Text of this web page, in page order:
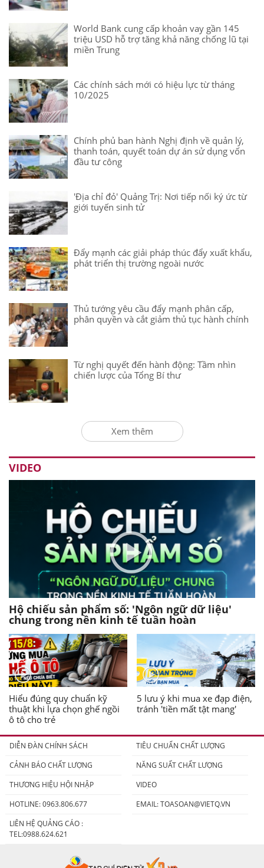
World Bank cung cấp khoản vay gần 145
triệu USD hỗ trợ tăng khả năng chống lũ tại
miền Trung
Các chính sách mới có hiệu lực từ tháng
10/2025
Chính phủ ban hành Nghị định về quản lý,
thanh toán, quyết toán dự án sử dụng vốn
đầu tư công
'Địa chỉ đỏ' Quảng Trị: Nơi tiếp nối ký ức từ
giới tuyến sinh tử
Đẩy mạnh các giải pháp thúc đẩy xuất khẩu,
phát triển thị trường ngoài nước
Thủ tướng yêu cầu đẩy mạnh phân cấp,
phân quyền và cắt giảm thủ tục hành chính
Từ nghị quyết đến hành động: Tầm nhìn
chiến lược của Tổng Bí thư
Xem thêm
VIDEO
Hộ chiếu sản phẩm số: 'Ngôn ngữ dữ liệu'
chung trong nền kinh tế tuần hoàn
Hiểu đúng quy chuẩn kỹ
thuật khi lựa chọn ghế ngồi
ô tô cho trẻ
5 lưu ý khi mua xe đạp điện,
tránh 'tiền mất tật mang'
DIỄN ĐÀN CHÍNH SÁCH
TIÊU CHUẨN CHẤT LƯỢNG
CẢNH BÁO CHẤT LƯỢNG
NĂNG SUẤT CHẤT LƯỢNG
THƯƠNG HIỆU HỘI NHẬP
VIDEO
HOTLINE: 0963.806.677
EMAIL:TOASOAN@VIETQ.VN
LIÊN HỆ QUẢNG CÁO :
TEL:0988.624.621